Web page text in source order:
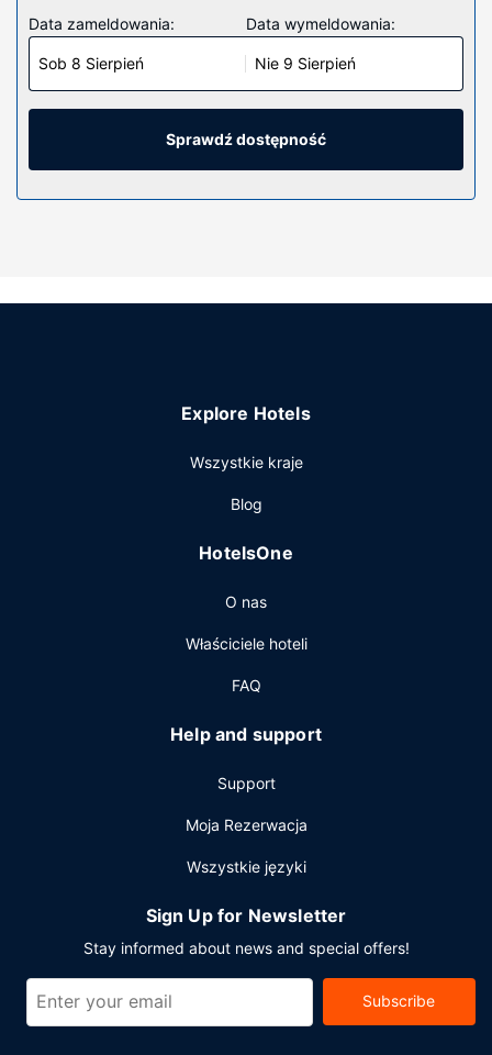
Poczuj się jak w domu w 274 klimatyzowanych pokojach.
Bezpłatny bezprzewodowy dostęp do internetu zapewni
łączność ze światem. Wyposażenie łazienki: bezpłatne
przybory toaletowe i suszarki do włosów. Udogodnienia
obejmują telefon oraz sejfy na laptopa i żelazka i deski do
Udogodnienia w obiekcie
internetu, obsługa portierska i usługi weselne.
międzynarodowa i gdzie serwowane są posiłki takie jak
pokoju i skorzystać z całodobowej obsługi pokojowej.
zrelaksujesz się w naszym barze/salonie klubowym lub
podawane codziennie od 6 do południa za opłatą.
recepcja całodobowa oraz personel wielojęzyczny. Jeżeli
planujesz spotkanie w mieście San Andrés Cholula, hotel
konferencyjne o łącznej powierzchni 71 m kw. (764 stopy
kwadratowe). Udogodnienia na miejscu to samodzielne
Data zameldowania:
Sob 8 Sierpień
Data wymeldowania:
Nie 9 Sierpień
Sprawdź dostępność
Explore Hotels
Wszystkie kraje
Blog
HotelsOne
O nas
Właściciele hoteli
FAQ
Help and support
Support
Moja Rezerwacja
Wszystkie języki
Sign Up for Newsletter
Stay informed about news and special offers!
Subscribe